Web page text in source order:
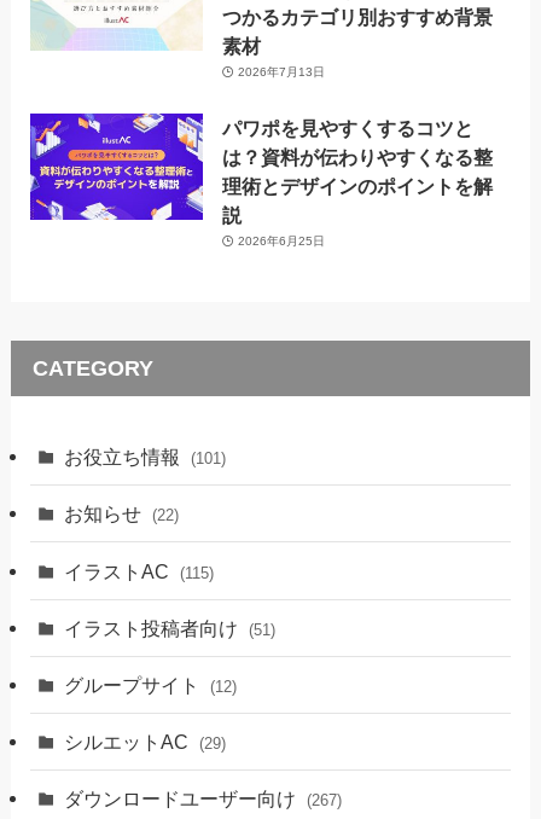
つかるカテゴリ別おすすめ背景
素材
2026年7月13日
パワポを見やすくするコツと
は？資料が伝わりやすくなる整
理術とデザインのポイントを解
説
2026年6月25日
CATEGORY
お役立ち情報 (101)
お知らせ (22)
イラストAC (115)
イラスト投稿者向け (51)
グループサイト (12)
シルエットAC (29)
ダウンロードユーザー向け (267)